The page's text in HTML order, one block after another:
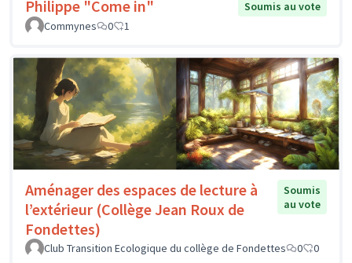
Philippe "Come in"
Soumis au vote
Commynes
0 1
Aménager des espaces de lecture à
l’extérieur (Collège Jean Roux de
Fondettes)
Soumis
au vote
Club Transition Ecologique du collège de Fondettes 0 0